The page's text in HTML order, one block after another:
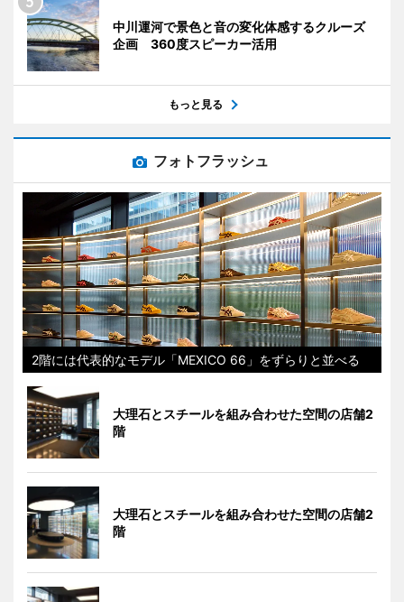
中川運河で景色と音の変化体感するクルーズ
企画 360度スピーカー活用
もっと見る
フォトフラッシュ
2階には代表的なモデル「MEXICO 66」をずらりと並べる
大理石とスチールを組み合わせた空間の店舗2
階
大理石とスチールを組み合わせた空間の店舗2
階